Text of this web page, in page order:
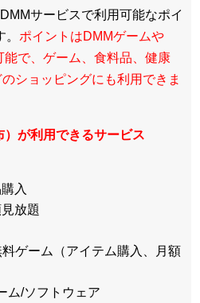
サービスで利用可能なポイ
ポイントはDMMゲームや
能で、ゲーム、食料品、健康
ショッピングにも利用できま
）が利用できるサービス
入
放題
ゲーム（アイテム購入、月額
ム/ソフトウェア